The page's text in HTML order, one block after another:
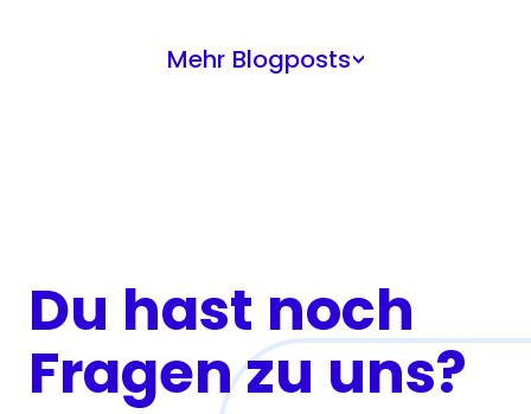
Mehr Blogposts>
Du hast noch
Fragen zu uns?